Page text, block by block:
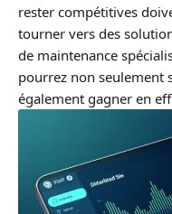
rester compétitives
tourner vers des
de maintenance
pourrez non seulement
également gagner en